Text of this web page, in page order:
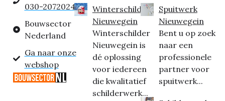
030-2072024
Bouwsector
Nederland
Ga naar onze
webshop
Winterschilder
Nieuwegein
Winterschilder
Nieuwegein is
dé oplossing
voor iedereen
die kwalitatief
schilderwerk...
Spuitwerk
Nieuwegein
Bent u op zoek
naar een
professionele
partner voor
spuitwerk...